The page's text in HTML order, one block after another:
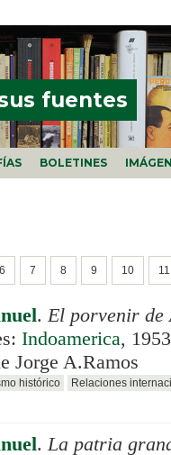
fuentes
BOLETINES
6 7 8 9 10 11
. El porvenir de
Indoamerica,
Jorge A.Ramos
histórico
Relaciones
. La patria